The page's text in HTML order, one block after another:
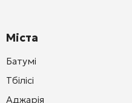
Міста
Батумі
Тбілісі
Аджарія